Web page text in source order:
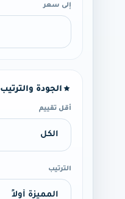
إلى سعر
الجودة والترتيب
أقل تقييم
الترتيب